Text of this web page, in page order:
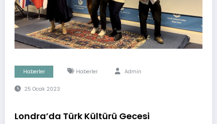
Haberler Haberler Admin
25 Ocak 2023
Londra’da Türk Kültürü Gecesi